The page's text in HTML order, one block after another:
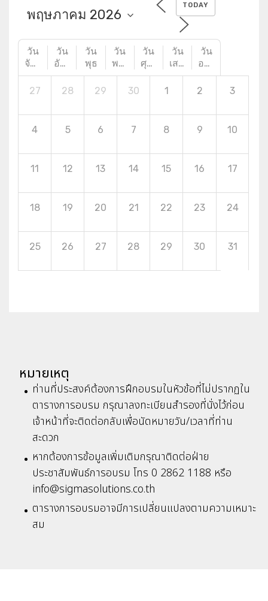
TODAY
วัน
จันทร์
วัน
อังคาร
วัน
พุธ
วัน
พฤหัสบดี
วัน
ศุกร์
วัน
เสาร์
วัน
อาทิตย์
27 28 29 30 1 2 3
4 5 6 7 8 9 10
11 12 13 14 15 16 17
18 19 20 21 22 23 24
25 26 27 28 29 30 31
หมายเหตุ
ท่านที่ประสงค์ต้องการฝึกอบรมในหัวข้อที่ไม่ปรากฏใน
ตารางการอบรม กรุณาลงทะเบียนสำรองที่นั่งไว้ก่อน
เจ้าหน้าที่จะติดต่อกลับเพื่อนัดหมายวัน/เวลาที่ท่าน
สะดวก
หากต้องการข้อมูลเพิ่มเติมกรุณาติดต่อฝ่าย
ประชาสัมพันธ์การอบรม โทร 0 2862 1188 หรือ
info@sigmasolutions.co.th
ตารางการอบรมอาจมีการเปลี่ยนแปลงตามความเหมาะ
สม